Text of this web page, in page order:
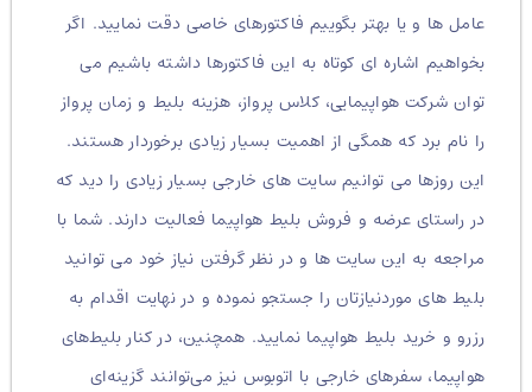
عامل ها و یا بهتر بگوییم فاکتورهای خاصی دقت نمایید. اگر
بخواهیم اشاره ای کوتاه به این فاکتورها داشته باشیم می
توان شرکت هواپیمایی، کلاس پرواز، هزینه بلیط و زمان پرواز
را نام برد که همگی از اهمیت بسیار زیادی برخوردار هستند.
این روزها می توانیم سایت های خارجی بسیار زیادی را دید که
در راستای عرضه و فروش بلیط هواپیما فعالیت دارند. شما با
مراجعه به این سایت ها و در نظر گرفتن نیاز خود می توانید
بلیط های موردنیازتان را جستجو نموده و در نهایت اقدام به
رزرو و خرید بلیط هواپیما نمایید. همچنین، در کنار بلیط‌های
هواپیما، سفرهای خارجی با اتوبوس نیز می‌توانند گزینه‌ای